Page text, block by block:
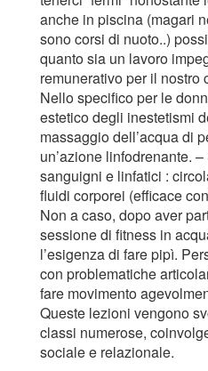
anche in piscina (magari
sono corsi di nuoto..)
quanto sia un lavoro
remunerativo per il nostro
Nello specifico per le
estetico degli inestetismi
massaggio dell’acqua di
un’azione linfodrenante.
sanguigni e linfatici :
fluidi corporei (efficace
Non a caso, dopo aver
sessione di fitness in
l’esigenza di fare pipì.
con problematiche
fare movimento
Queste lezioni vengono
classi numerose,
sociale e relazionale.